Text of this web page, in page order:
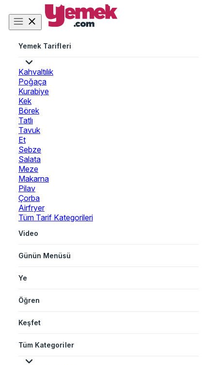
Yemek Tarifleri
Kahvaltılık
Poğaça
Kurabiye
Kek
Börek
Tatlı
Tavuk
Et
Sebze
Salata
Meze
Makarna
Pilav
Çorba
Airfryer
Tüm Tarif Kategorileri
Video
Günün Menüsü
Ye
Öğren
Keşfet
Tüm Kategoriler